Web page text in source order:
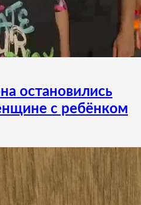
остановились
с ребёнком